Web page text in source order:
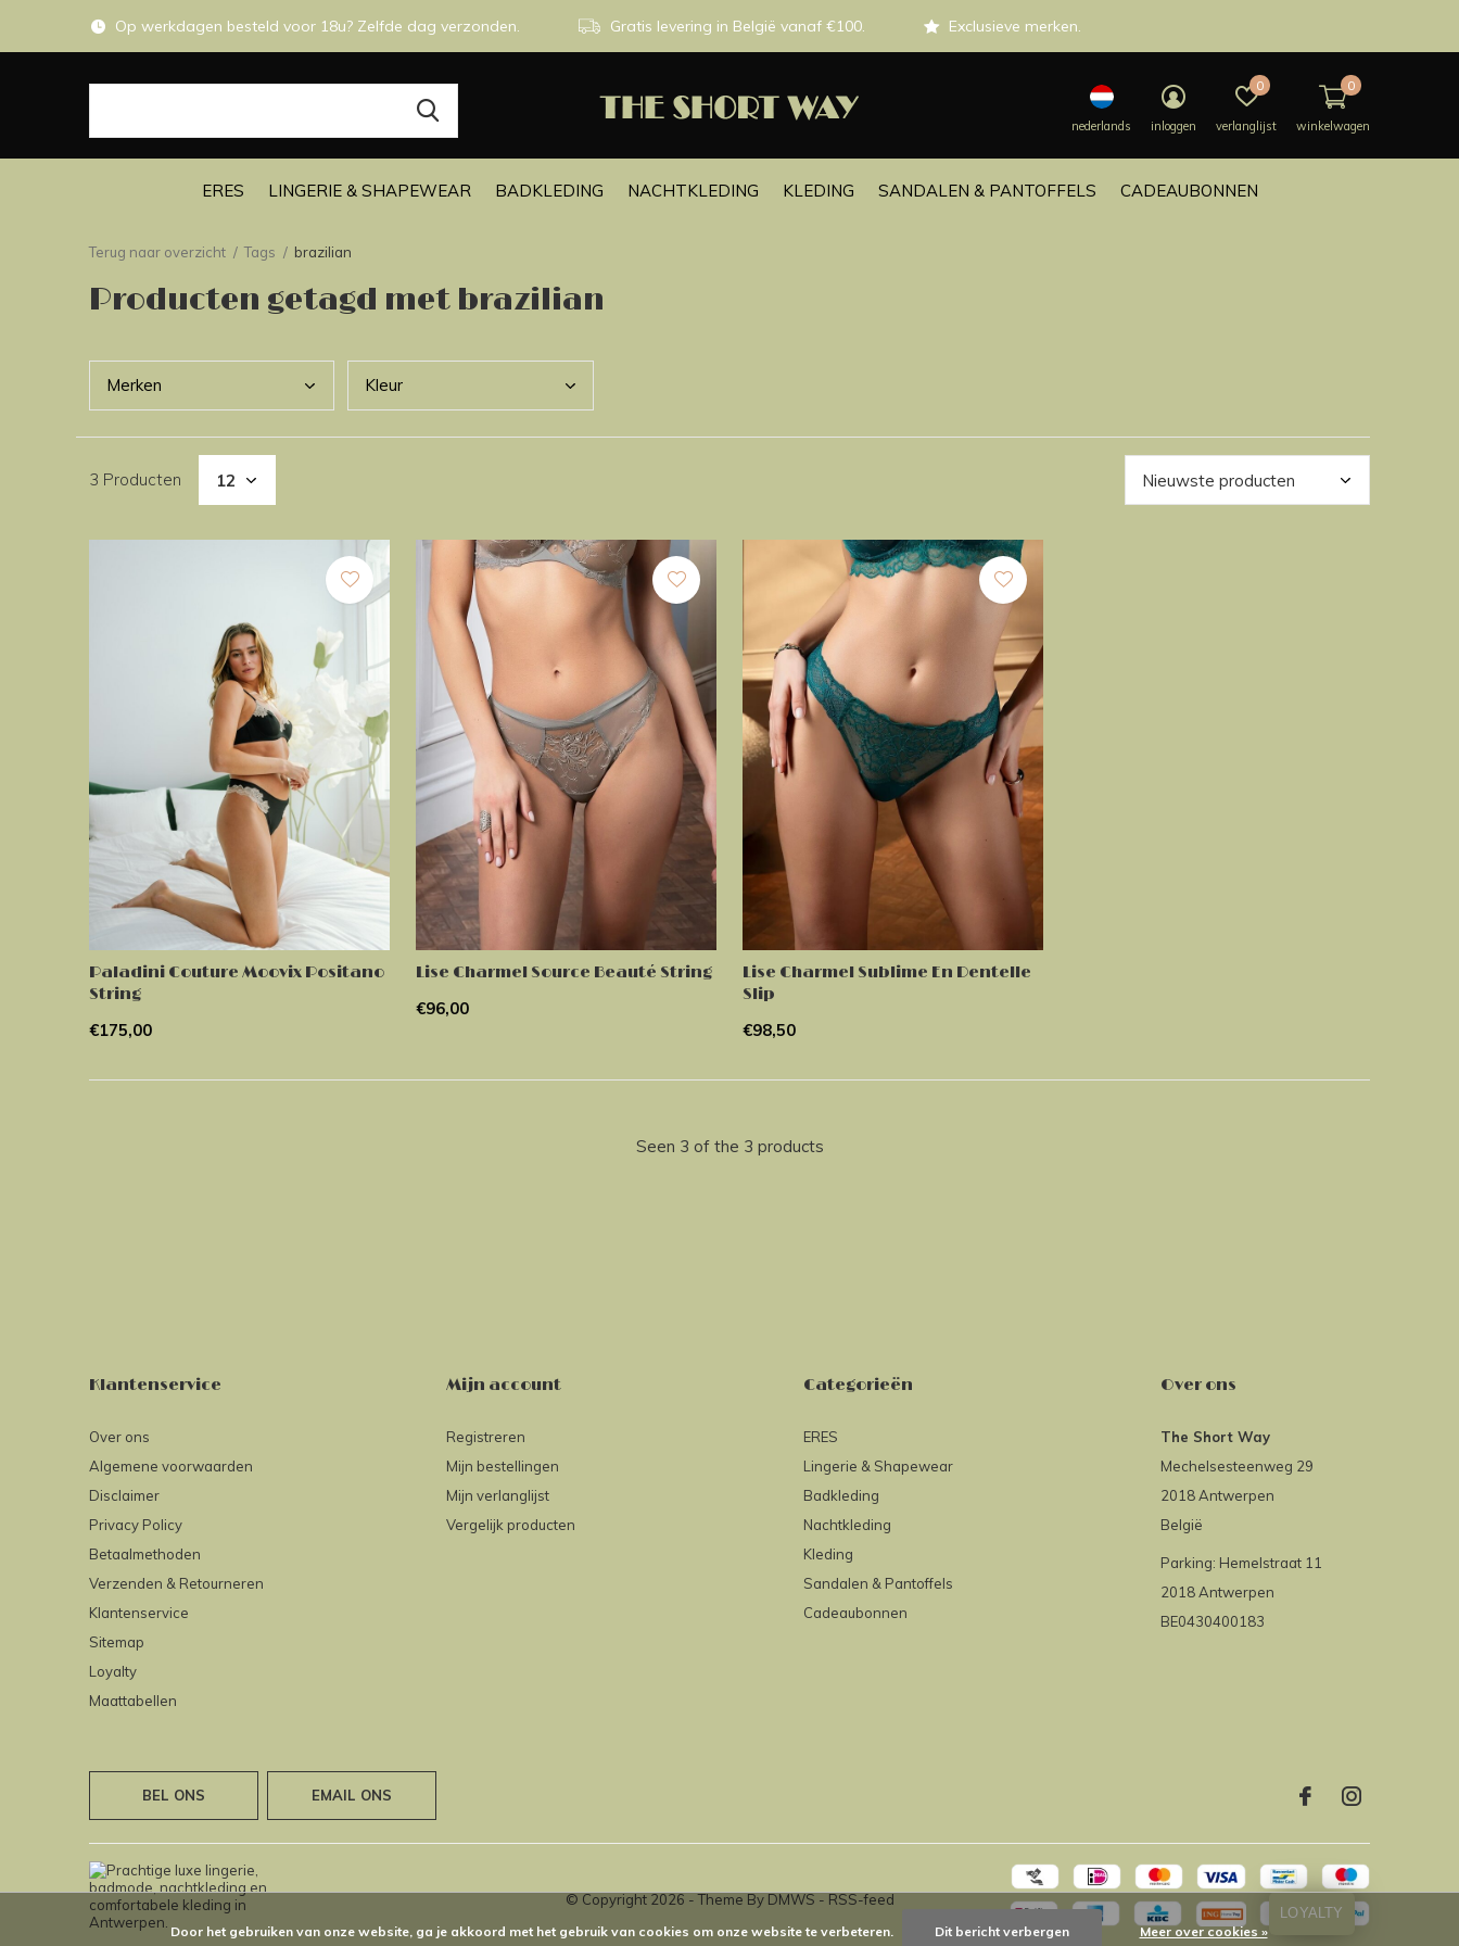
ERES LINGERIE & SHAPEWEAR BADKLEDING NACHTKLEDING KLEDING SANDALEN & PANTOFFELS CADEAUBONNEN
nederlands inloggen verlanglijst
0
winkelwagen
0
Op werkdagen besteld voor 18u? Zelfde dag verzonden. Gratis levering in België vanaf €100. Exclusieve merken.
Terug naar overzicht Tags brazilian
Producten getagd met brazilian
Merken Kleur
3 Producten
Paladini Couture Moovix Positano
String
€175,00
Lise Charmel Source Beauté String
€96,00
Lise Charmel Sublime En Dentelle
Slip
€98,50
Seen 3 of the 3 products
Klantenservice
Over ons
Algemene voorwaarden
Disclaimer
Privacy Policy
Betaalmethoden
Verzenden & Retourneren
Klantenservice
Sitemap
Loyalty
Maattabellen
Mijn account
Registreren
Mijn bestellingen
Mijn verlanglijst
Vergelijk producten
Categorieën
ERES
Lingerie & Shapewear
Badkleding
Nachtkleding
Kleding
Sandalen & Pantoffels
Cadeaubonnen
Over ons
The Short Way
Mechelsesteenweg 29
2018 Antwerpen
België
Parking: Hemelstraat 11
2018 Antwerpen
BE0430400183
BEL ONS EMAIL ONS
© Copyright 2026 - Theme By DMWS - RSS-feed
Door het gebruiken van onze website, ga je akkoord met het gebruik van cookies om onze website te verbeteren. Dit bericht verbergen Meer over cookies »
LOYALTY